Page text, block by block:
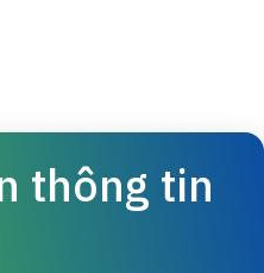
thông tin